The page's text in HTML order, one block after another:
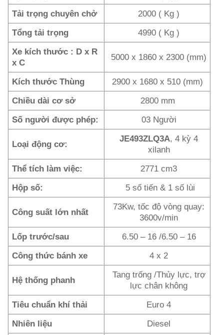
Tải trọng chuyên chở
2000 ( Kg )
Tổng tải trọng
4990 ( Kg )
Xe kích thước : D x R
x C
5000 x 1860 x 2300 (mm)
Kích thước Thùng
2900 x 1680 x 510 (mm)
Chiều dài cơ sở
2800 mm
Số người được phép:
03 Người
Loại động cơ:
JE493ZLQ3A, 4 kỳ 4
xilanh
Thể tích làm việc:
2771 cm3
Hộp số:
5 số tiến & 1 số lùi
Công suất lớn nhất
73Kw, tốc độ vòng quay:
3600v/min
Lốp trước/sau
6.50 – 16 /6.50 – 16
Công thức bánh xe
4 x 2
Hệ thống phanh
Tang trống /Thủy lực, trợ
lực chân không
Tiêu chuẩn khí thải
Euro 4
Nhiên liệu
Diesel